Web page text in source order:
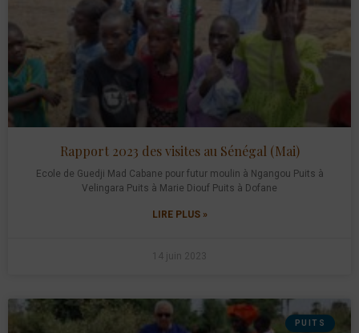
Rapport 2023 des visites au Sénégal (Mai)
Ecole de Guedji Mad Cabane pour futur moulin à Ngangou Puits à
Velingara Puits à Marie Diouf Puits à Dofane
LIRE PLUS »
14 juin 2023
PUITS